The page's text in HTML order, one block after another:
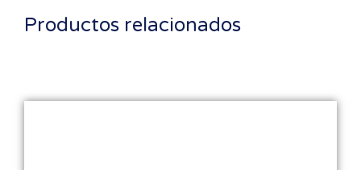
Productos relacionados